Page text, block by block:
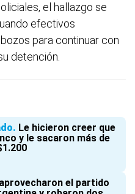
el hallazgo se
efectivos
para continuar con
detención.
Le hicieron creer que
y le sacaron más de
el partido